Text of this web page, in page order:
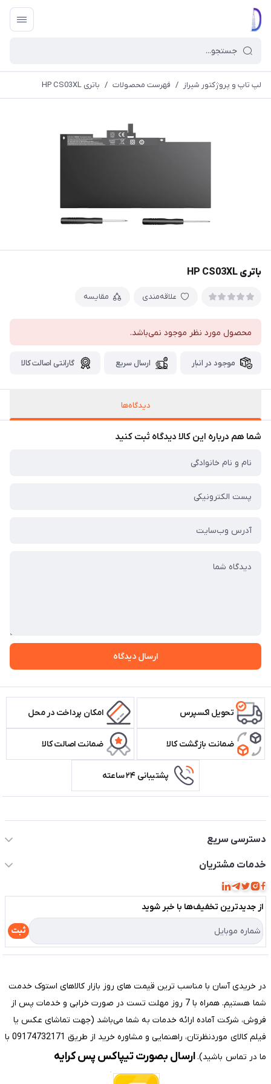
لپ تاپ و پروژکتور شیراز / فهرست محصولات / باتری HP CS03XL
باتری HP CS03XL
علاقه‌مندی مقایسه
محصول مورد نظر موجود نمی‌باشد.
موجود در انبار ارسال سریع گارانتی اصالت کالا
دیدگاه‌ها
شما هم درباره این کالا دیدگاه ثبت کنید
ارسال دیدگاه
تحویل اکسپرس امکان پرداخت در محل
ضمانت بازگشت کالا ضمانت اصالت کالا
پشتیبانی ۲۴ ساعته
دسترسی سریع
حساب کاربری
مجله فروشگاه
لیست محصولات
درباره ما
تماس با ما
خدمات مشتریان
قوانین و مقررات
حریم خصوصی
راهنما
از جدید‌ترین تخفیف‌ها با‌ خبر شوید
ثبت
در خریدی آسان با مناسب ترین قیمت های روز بازار کالاهای استوک خدمت
شما هستیم. همراه با 7 روز مهلت تست در صورت خرابی و خدمات پس از
فروش، شرکت آماده ارائه خدمات به شما می‌باشد (جهت تماشای عکس یا
فیلم کالای موردنظرتان، راهنمایی و مشاوره خرید از طریق 09174732171 با
ما در تماس باشید).ارسال بصورت تیپاکس پس کرایه